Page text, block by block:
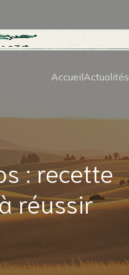
AccueilActualités
: recette
réussir